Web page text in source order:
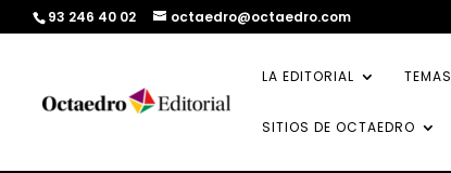
93 246 40 02 octaedro@octaedro.com
LA EDITORIAL TEMAS
SITIOS DE OCTAEDRO